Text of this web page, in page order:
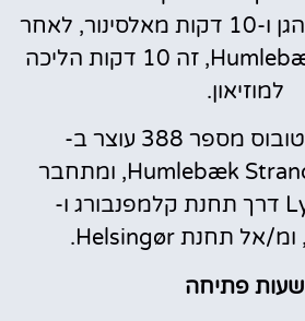
המרכזית של קופנהגן ו-10 דקות מאלסינור, לאחר
הירידה בתחנת Humlebæk, זה 10 דקות הליכה
למוזיאון.
אוטובוס מספר 388 עוצר ב-
Humlebæk Strandvej/Louisiana, ומתחבר
לתחנת Lyngby דרך תחנת קלמפנבורג ו-
שעות פתיחה